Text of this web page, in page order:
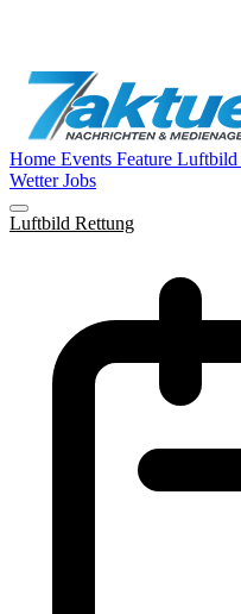
Home Events Feature Luftbild
WetterJobs
Luftbild Rettung